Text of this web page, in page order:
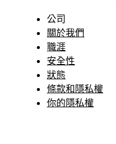
公司
關於我們
職涯
安全性
狀態
條款和隱私權
你的隱私權